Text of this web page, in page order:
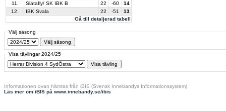
Gå till detaljerad tabell
11.
Slätafly/ SK IBK B 22 -60
14
12.
IBK Svala 22 -51 13
Välj säsong
Visa tävlingar 2024/25
Informationen ovan hämtas från iBIS (Svensk Innebandys Informationssystem)
Läs mer om iBIS på www.innebandy.se/ibis